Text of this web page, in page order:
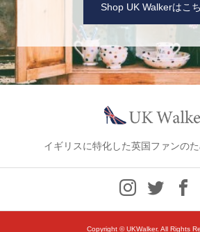
Shop UK Walkerはこ
イギリスに特化した英国ファンの
Copyright ©UKWalker. All Rights